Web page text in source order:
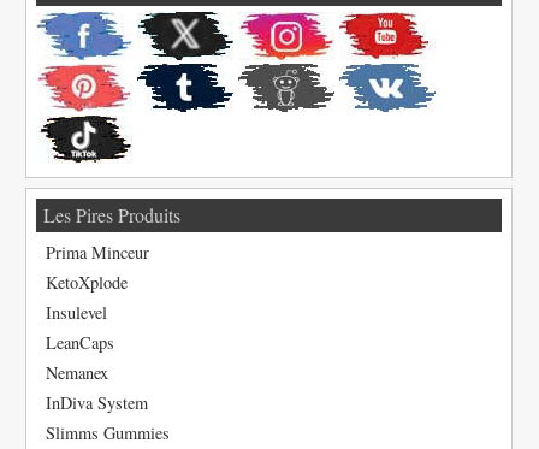
Les Pires Produits
Prima Minceur
KetoXplode
Insulevel
LeanCaps
Nemanex
InDiva System
Slimms Gummies